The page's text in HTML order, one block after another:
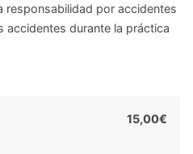
responsabilidad por accidentes
accidentes durante la práctica
15,00€